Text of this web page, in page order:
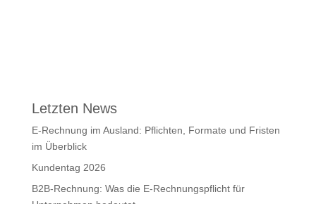
Letzten News
E-Rechnung im Ausland: Pflichten, Formate und Fristen
im Überblick
Kundentag 2026
B2B-Rechnung: Was die E-Rechnungspflicht für